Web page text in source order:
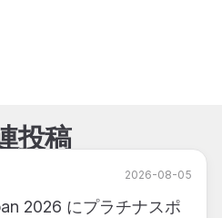
投稿
2026-08-05
2026 にプラチナスポ